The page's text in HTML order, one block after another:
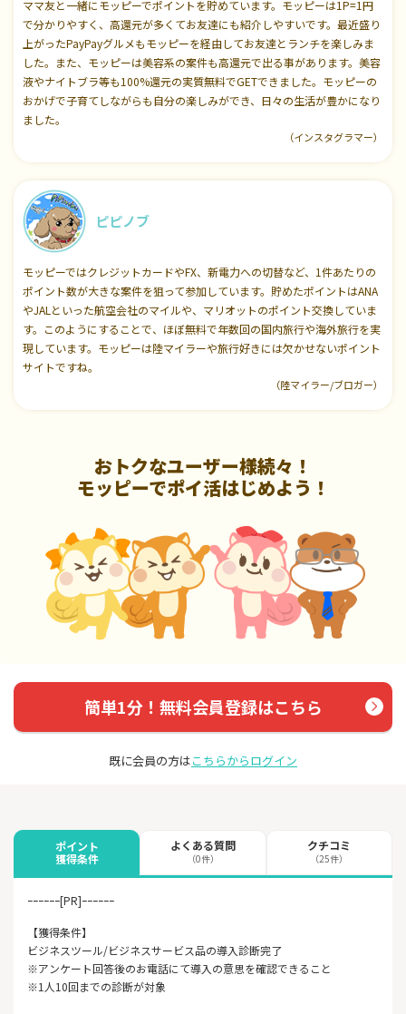
ママ友と一緒にモッピーでポイントを貯めています。モッピーは1P=1円
で分かりやすく、高還元が多くてお友達にも紹介しやすいです。最近盛り
上がったPayPayグルメもモッピーを経由してお友達とランチを楽しみま
した。また、モッピーは美容系の案件も高還元で出る事があります。美容
液やナイトブラ等も100%還元の実質無料でGETできました。モッピーの
おかげで子育てしながらも自分の楽しみができ、日々の生活が豊かになり
ました。
（インスタグラマー）
ピピノブ
モッピーではクレジットカードやFX、新電力への切替など、1件あたりの
ポイント数が大きな案件を狙って参加しています。貯めたポイントはANA
やJALといった航空会社のマイルや、マリオットのポイント交換していま
す。このようにすることで、ほぼ無料で年数回の国内旅行や海外旅行を実
現しています。モッピーは陸マイラーや旅行好きには欠かせないポイント
サイトですね。
（陸マイラー/ブロガー）
おトクなユーザー様続々！
モッピーでポイ活はじめよう！
簡単1分！無料会員登録はこちら
既に会員の方はこちらからログイン
ポイント
獲得条件
よくある質問
（0件）
クチコミ
（25件）
ｰｰｰｰｰｰ[PR]ｰｰｰｰｰｰ
【獲得条件】
ビジネスツール/ビジネスサービス品の導入診断完了
※アンケート回答後のお電話にて導入の意思を確認できること
※1人10回までの診断が対象